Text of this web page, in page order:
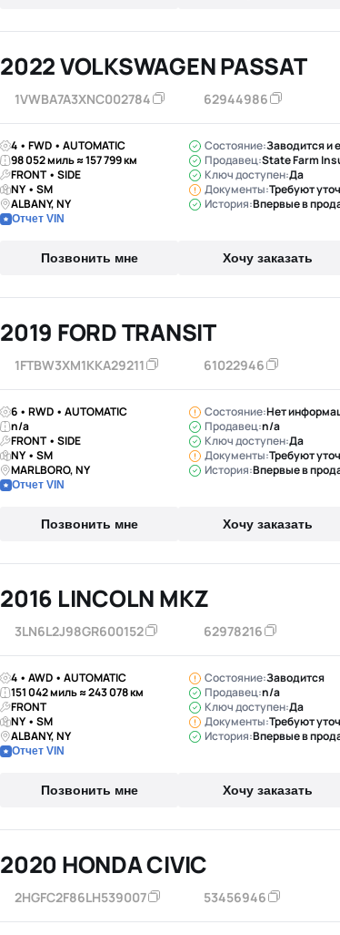
2022 VOLKSWAGEN PASSAT
1VWBA7A3XNC002784 62944986
4 • FWD • AUTOMATIC
98 052 миль ≈ 157 799 км
FRONT • SIDE
NY • SM
ALBANY, NY
Отчет VIN
Состояние:Заводится и
Продавец:State Farm
Ключ доступен:Да
Документы:Требуют
История:Впервые в
Позвонить мне Хочу заказать
2019 FORD TRANSIT
1FTBW3XM1KKA29211 61022946
6 • RWD • AUTOMATIC
n/a
FRONT • SIDE
NY • SM
MARLBORO, NY
Отчет VIN
Состояние:Нет
Продавец:n/a
Ключ доступен:Да
Документы:Требуют
История:Впервые в
Позвонить мне Хочу заказать
2016 LINCOLN MKZ
3LN6L2J98GR600152 62978216
4 • AWD • AUTOMATIC
151 042 миль ≈ 243 078 км
FRONT
NY • SM
ALBANY, NY
Отчет VIN
Состояние:Заводится
Продавец:n/a
Ключ доступен:Да
Документы:Требуют
История:Впервые в
Позвонить мне Хочу заказать
2020 HONDA CIVIC
2HGFC2F86LH539007 53456946